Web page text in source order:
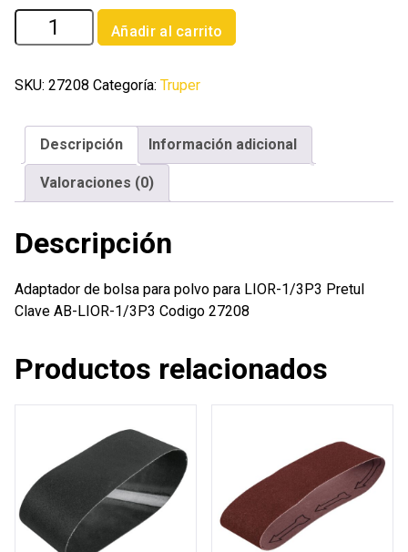
Adaptador
de
para
para
LIOR-
1/3P3
Pretul
Añadir al carrito
SKU: 27208 Categoría: Truper
Descripción Información adicional
Valoraciones (0)
Descripción
Adaptador de bolsa para polvo para LIOR-1/3P3 Pretul
Clave AB-LIOR-1/3P3 Codigo 27208
Productos relacionados